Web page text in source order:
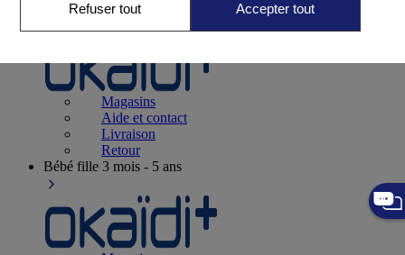
Naissance0-12 mois
Magasins
Aide et contact
Livraison
Retour
Bébé fille 3 mois - 5 ans
Refuser tout Accepter tout